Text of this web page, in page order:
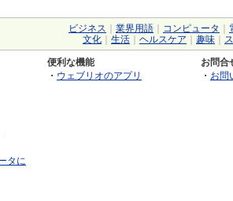
ビジネス 業界用語 コンピュータ
文化
生活 ヘルスケア 趣味
タに
便利な機能
・ ウェブリオのアプリ
お問合
・ お問